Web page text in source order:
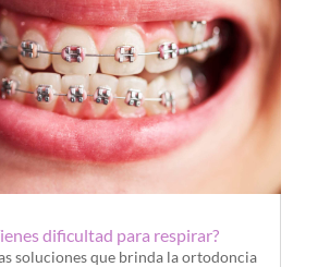
dificultad para respirar?
soluciones que brinda la ortodoncia